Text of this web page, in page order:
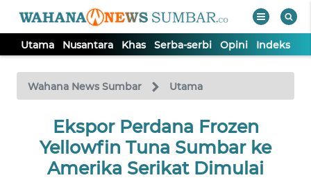
Utama Nusantara Khas Serba-serbi Opini Indeks
Wahana News Sumbar Utama
Ekspor Perdana Frozen
Yellowfin Tuna Sumbar ke
Amerika Serikat Dimulai
TV
Tutup
NUSANTARA